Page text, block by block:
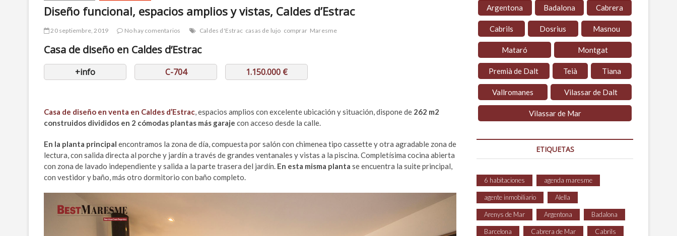
Diseño funcional, espacios amplios y vistas, Caldes d’Estrac
20 septiembre, 2019 No hay comentarios Caldes d'Estrac casas de lujo comprar Maresme
Casa de diseño en Caldes d’Estrac
+info C-704 1.150.000 €
Casa de diseño en venta en Caldes d’Estrac, espacios amplios con excelente ubicación y situación, dispone de 262 m2
construidos divididos en 2 cómodas plantas más garaje con acceso desde la calle.
En la planta principal encontramos la zona de día, compuesta por salón con chimenea tipo cassette y otra agradable zona de
lectura, con salida directa al porche y jardín a través de grandes ventanales y vistas a la piscina. Completísima cocina abierta
con zona de lavado independiente y salida a la parte trasera del jardín. En esta misma planta se encuentra la suite principal,
con vestidor y baño, más otro dormitorio con baño completo.
Argentona Badalona Cabrera
Cabrils Dosrius Masnou
Mataró Montgat
Premià de Dalt Teià Tiana
Vallromanes Vilassar de Dalt
Vilassar de Mar
ETIQUETAS
6 habitaciones agenda maresme
agente inmobiliario Alella
Arenys de Mar Argentona Badalona
Barcelona Cabrera de Mar Cabrils